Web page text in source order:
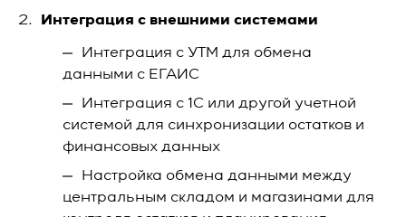
Интеграция с внешними системами
Интеграция с УТМ для обмена
данными с ЕГАИС
Интеграция с 1С или другой учетной
системой для синхронизации остатков и
финансовых данных
Настройка обмена данными между
центральным складом и магазинами для